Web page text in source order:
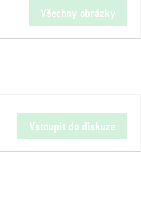
Všechny obrázky
Vstoupit do diskuze